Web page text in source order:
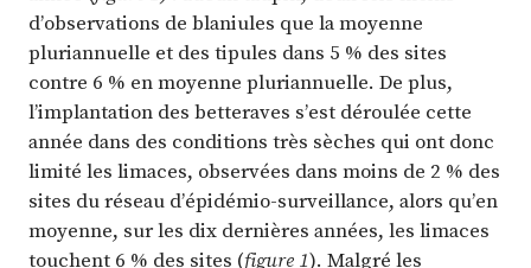
d’observations de blaniules que la moyenne
pluriannuelle et des tipules dans 5 % des sites
contre 6 % en moyenne pluriannuelle. De plus,
l’implantation des betteraves s’est déroulée cette
année dans des conditions très sèches qui ont donc
limité les limaces, observées dans moins de 2 % des
sites du réseau d’épidémio-surveillance, alors qu’en
moyenne, sur les dix dernières années, les limaces
touchent 6 % des sites (figure 1). Malgré les